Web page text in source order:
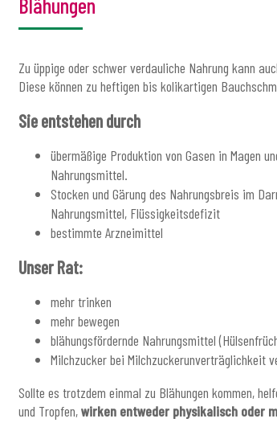
Zu üppige oder schwer verdauliche Nahrung kann
Diese können zu heftigen bis kolikartigen
Sie entstehen durch
übermäßige Produktion von Gasen in Magen
Nahrungsmittel.
Stocken und Gärung des Nahrungsbreis im
Nahrungsmittel, Flüssigkeitsdefizit
bestimmte Arzneimittel
Unser Rat:
mehr trinken
mehr bewegen
blähungsfördernde Nahrungsmittel
Milchzucker bei Milchzuckerunverträglichkeit
Sollte es trotzdem einmal zu Blähungen kommen,
und Tropfen,wirken entweder physikalisch oder